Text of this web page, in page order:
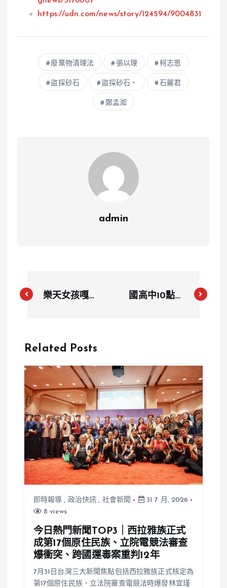
https://udn.com/news/story/124594/9004831
廢棄物清理法 張以理 柯志恩
盜採砂石 盜採砂石、 石麗君
鄭孟洳
admin
樂天女孩嘎琳
黃苡峻低調交
國高中10點上
Related Posts
即時報導 , 政治快訊 , 社會新聞
31 7 月, 2026
8 views
今日熱門新聞TOP3｜西拉雅族正式
成第17個原住民族、立院電競法審查
爆衝突、跨國運毒案重判12年
7月31日台灣三大新聞焦點包括西拉雅族正式核定為
第17個原住民族、立法院審查電競法時爆發林宜瑾